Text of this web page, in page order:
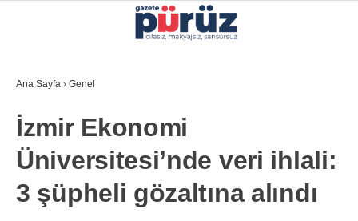
YEREL YÖNETIMLER
GÜNCEL
EKONOMI
Ana Sayfa › Genel
İzmir Ekonomi
Üniversitesi’nde veri ihlali:
3 şüpheli gözaltına alındı